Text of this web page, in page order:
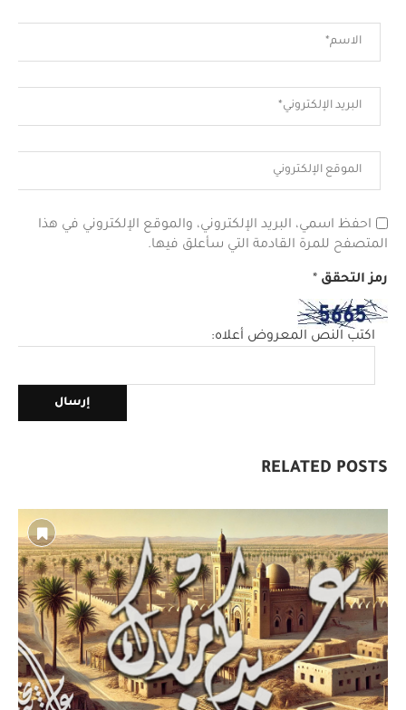
احفظ اسمي، البريد الإلكتروني، والموقع الإلكتروني في هذا
المتصفح للمرة القادمة التي سأعلق فيها.
رمز التحقق *
اكتب النص المعروض أعلاه:
RELATED POSTS